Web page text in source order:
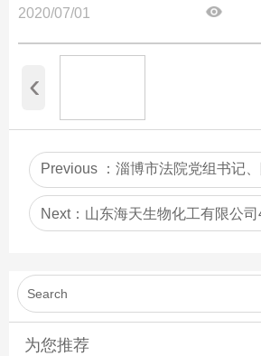
2020/07/01
‹
Previous ：淄博市法院党组书记
晶集团调研
Next： 山东海天生物化工有限公
为您推荐